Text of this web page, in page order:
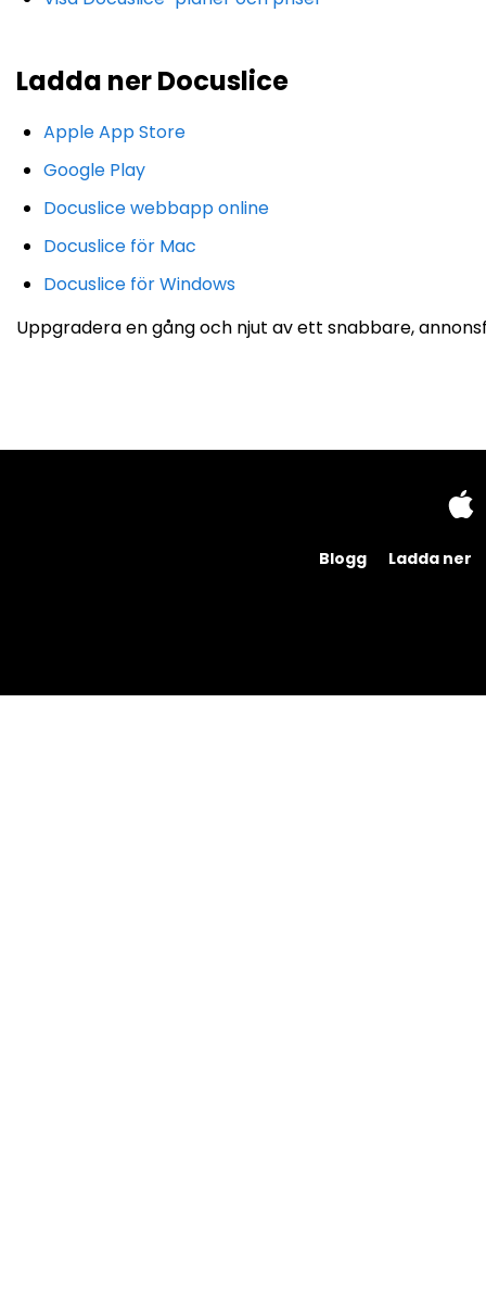
Ladda ner Docuslice
Apple App Store
Google Play
Docuslice webbapp online
Docuslice för Mac
Docuslice för Windows
Uppgradera en gång och njut av ett snabbare,
Blogg Ladda ner